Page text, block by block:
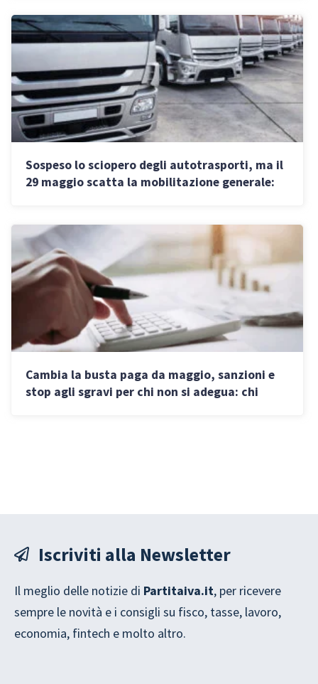
Sospeso lo sciopero degli autotrasporti, ma il
29 maggio scatta la mobilitazione generale:
Cambia la busta paga da maggio, sanzioni e
stop agli sgravi per chi non si adegua: chi
Iscriviti alla Newsletter
Il meglio delle notizie di Partitaiva.it, per ricevere
sempre le novità e i consigli su fisco, tasse, lavoro,
economia, fintech e molto altro.